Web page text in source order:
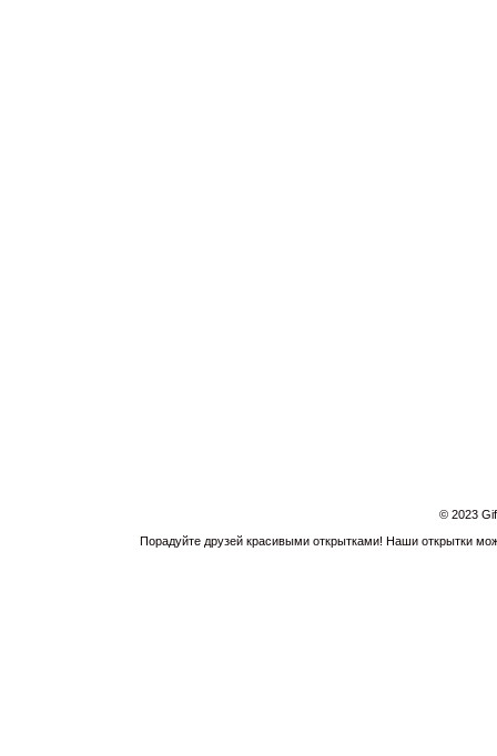
© 2023
Порадуйте друзей красивыми открытками! Наши открытки